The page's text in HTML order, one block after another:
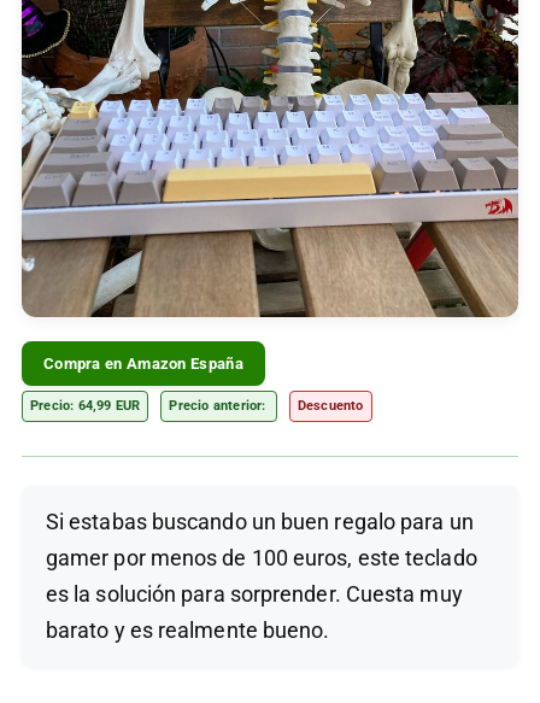
Compra en Amazon España
Precio: 64,99 EUR Precio anterior: Descuento
Si estabas buscando un buen regalo para un
gamer por menos de 100 euros, este teclado
es la solución para sorprender. Cuesta muy
barato y es realmente bueno.